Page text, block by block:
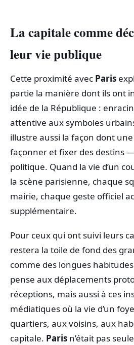
La capitale comme
leur vie publique
Cette proximité avec Paris
partie la manière dont ils ont
idée de la République :
attentive aux symboles
illustre aussi la façon dont
façonner et fixer des destins
politique. Quand la vie d’un
la scène parisienne, chaque
mairie, chaque geste officiel
supplémentaire.
Pour ceux qui ont suivi leurs
restera la toile de fond des
comme des longues
pense aux déplacements
réceptions, mais aussi à ces
médiatiques où la vie d’un
quartiers, aux voisins, aux
capitale. Paris n’était pas